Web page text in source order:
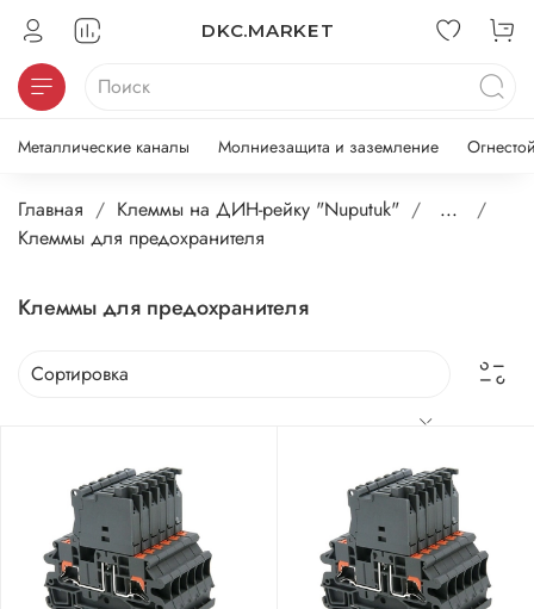
DKC.MARKET
Металлические каналы Молниезащита и заземление
Главная Клеммы на ДИН-рейку "Nuputuk"
...
Клеммы для предохранителя
Клеммы для предохранителя